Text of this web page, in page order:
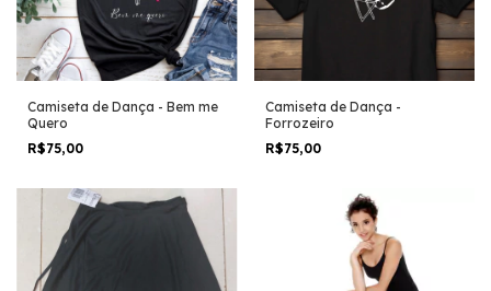
Camiseta de Dança - Bem me
Quero
R$75,00
Camiseta de Dança -
Forrozeiro
R$75,00